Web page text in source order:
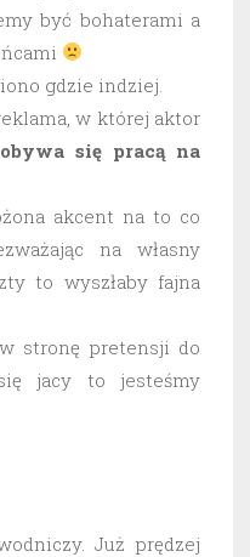
być bohaterami a
gdzie indziej.
w której aktor
się pracą na
akcent na to co
na własny
to wyszłaby fajna
stronę pretensji do
jacy to jesteśmy
Już prędzej